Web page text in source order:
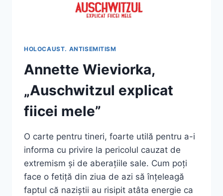
HOLOCAUST. ANTISEMITISM
Annette Wieviorka,
„Auschwitzul explicat
fiicei mele”
O carte pentru tineri, foarte utilă pentru a-i
informa cu privire la pericolul cauzat de
extremism și de aberațiile sale. Cum poți
face o fetiță din ziua de azi să înțeleagă
faptul că naziștii au risipit atâta energie ca